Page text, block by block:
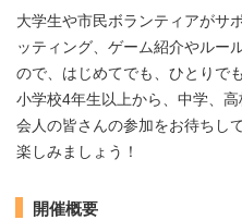
大学生や市民ボランティアがサ
ッティング、ゲーム紹介やルー
ので、はじめてでも、ひとりで
小学校4年生以上から、中学、
会人の皆さんの参加をお待ちし
楽しみましょう！
開催概要